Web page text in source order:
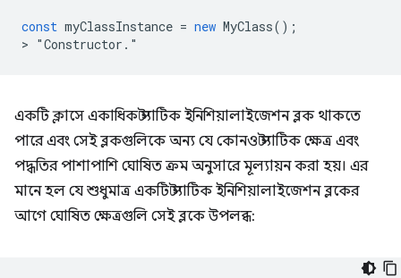
const myClassInstance = new MyClass();
> "Constructor .
একটি ক্লাসে একাধিক স্ট্যাটিক ইনিশিয়ালাইজেশন ব্লক থাকতে
পারে এবং সেই ব্লকগুলিকে অন্য যে কোনও স্ট্যাটিক ক্ষেত্র এবং
পদ্ধতির পাশাপাশি ঘোষিত ক্রম অনুসারে মূল্যায়ন করা হয়। এর
মানে হল যে শুধুমাত্র একটি স্ট্যাটিক ইনিশিয়ালাইজেশন ব্লকের
আগে ঘোষিত ক্ষেত্রগুলি সেই ব্লকে উপলব্ধ: